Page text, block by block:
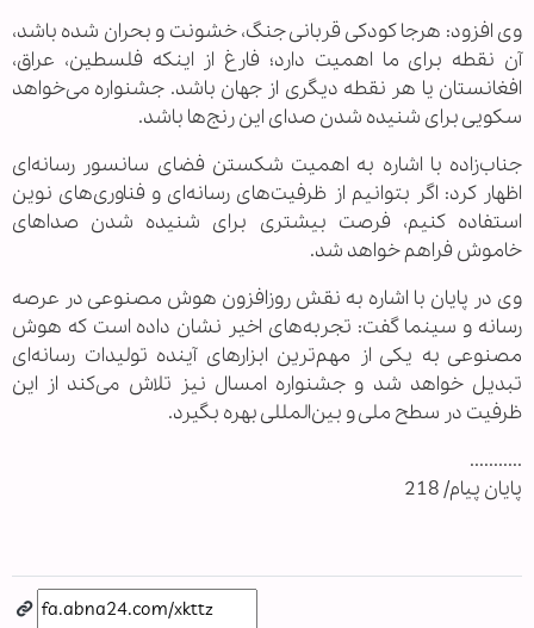
وی افزود: هرجا کودکی قربانی جنگ، خشونت و بحران شده باشد،
آن نقطه برای ما اهمیت دارد؛ فارغ از اینکه فلسطین، عراق،
افغانستان یا هر نقطه دیگری از جهان باشد. جشنواره می‌خواهد
سکویی برای شنیده شدن صدای این رنج‌ها باشد.
جناب‌زاده با اشاره به اهمیت شکستن فضای سانسور رسانه‌ای
اظهار کرد: اگر بتوانیم از ظرفیت‌های رسانه‌ای و فناوری‌های نوین
استفاده کنیم، فرصت بیشتری برای شنیده شدن صداهای
خاموش فراهم خواهد شد.
وی در پایان با اشاره به نقش روزافزون هوش مصنوعی در عرصه
رسانه و سینما گفت: تجربه‌های اخیر نشان داده است که هوش
مصنوعی به یکی از مهم‌ترین ابزارهای آینده تولیدات رسانه‌ای
تبدیل خواهد شد و جشنواره امسال نیز تلاش می‌کند از این
ظرفیت در سطح ملی و بین‌المللی بهره بگیرد.
...........
پایان پیام/ 218